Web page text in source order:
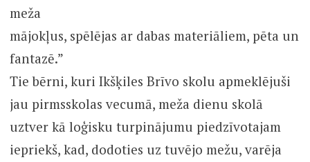
meža
mājokļus, spēlējas ar dabas materiāliem, pēta un
fantazē.”
Tie bērni, kuri Ikšķiles Brīvo skolu apmeklējuši
jau pirmsskolas vecumā, meža dienu skolā
uztver kā loģisku turpinājumu piedzīvotajam
iepriekš, kad, dodoties uz tuvējo mežu, varēja